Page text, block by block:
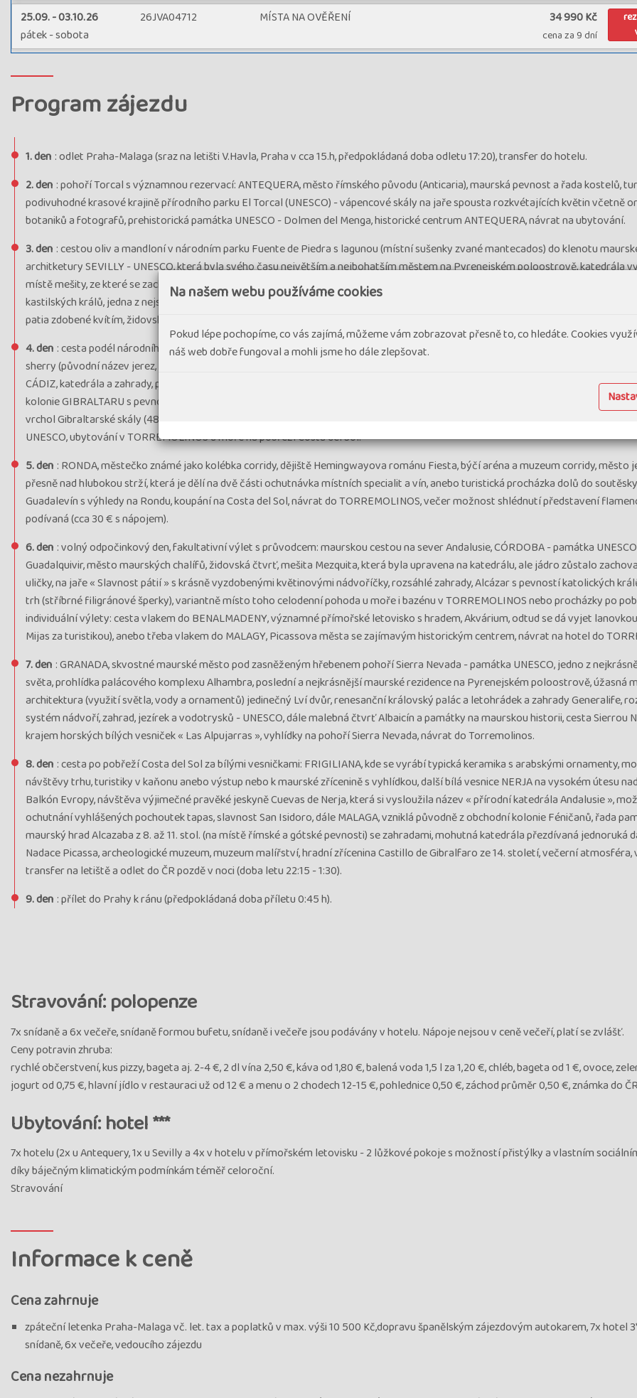
25.09. - 03.10.26
pátek - sobota
MÍSTA NA OVĚŘENÍ
26JVA04712 34 990 Kč
cena za 9 dní
Program zájezdu
1. den : odlet Praha-Malaga (sraz na letišti V.Havla, Praha v cca 15.h, předpokládaná doba odletu 17:20), transfer do hotelu.
2. den : pohoří Torcal s významnou rezervací: ANTEQUERA, město římského původu (Anticaria), maurská pevnost a řada kostelů,
podivuhodné krasové krajině přírodního parku El Torcal (UNESCO) - vápencové skály na jaře spousta rozkvétajících květin včetně
botaniků a fotografů, prehistorická památka UNESCO - Dolmen del Menga, historické centrum ANTEQUERA, návrat na ubytování.
3. den : cestou oliv a mandloní v národním parku Fuente de Piedra s lagunou (místní sušenky zvané mantecados) do klenotu
architketury SEVILLY - UNESCO, která byla svého času největším a nejbohatším městem na Pyrenejském poloostrově, katedrála
místě mešity, ze které se zachoval minaret - věž La Giralda a Pomerančový dvůr, pohledy na maurský hrad Alcázar, sídlo emírů a
kastilských králů, jedna z nejstarších rezidencí v Evropě, zahrady, radnice, paláce obložené keramickými dlaždicemi azulejos,
patia zdobené kvítím, židovská čtvrť Santa Cruz, zahrady Maria Luisa, uličky, moderní čtvrť výstaviště, ubytování u Sevilly.
4. den : cesta podél národního parku Doňana do města JEREZ DE LA FRONTERA, které je proslavené jezdeckou španělskou školou a
sherry (původní název jerez, na výrobě měli klíčový podíl Angličané), ochutnání sherry, přístav EL PUERTO DE SANTA MARIA,
CÁDIZ, katedrála a zahrady, pohledy na bílé pobřeží Costa de la Luz a Atlantský oceán, dle počasí a polit. situace variantně
kolonie GIBRALTARU s pevností vystavěnou nad průlivem mezi Evropou a Afrikou (Héraklovy sloupy), fakultativně výjezd
vrchol Gibraltarské skály (48 €), vyhlídka na Afriku, jediná evropská kolonie volně žijících opic makaků - magotů, jeskyně zapsaná na
UNESCO, ubytování v TORREMOLINOS u moře na pobřeží Costa del Sol.
5. den : RONDA, městečko známé jako kolébka corridy, dějiště Hemingwayova románu Fiesta, býčí aréna a muzeum corridy, město
přesně nad hlubokou strží, která je dělí na dvě části ochutnávka místních specialit a vín, anebo turistická procházka dolů do
Guadalevín s výhledy na Rondu, koupání na Costa del Sol, návrat do TORREMOLINOS, večer možnost shlédnutí představení
podívaná (cca 30 € s nápojem).
6. den : volný odpočinkový den, fakultativní výlet s průvodcem: maurskou cestou na sever Andalusie, CÓRDOBA - památka
Guadalquivir, město maurských chalífů, židovská čtvrť, mešita Mezquita, která byla upravena na katedrálu, ale jádro zůstalo
uličky, na jaře « Slavnost pátií » s krásně vyzdobenými květinovými nádvoříčky, rozsáhlé zahrady, Alcázar s pevností katolických
trh (stříbrné filigránové šperky), variantně místo toho celodenní pohoda u moře i bazénu v TORREMOLINOS nebo procházky po
individuální výlety: cesta vlakem do BENALMADENY, významné přímořské letovisko s hradem, Akvárium, odtud se dá vyjet
Mijas za turistikou), anebo třeba vlakem do MALAGY, Picassova města se zajímavým historickým centrem, návrat na hotel do
7. den : GRANADA, skvostné maurské město pod zasněženým hřebenem pohoří Sierra Nevada - památka UNESCO, jedno z
světa, prohlídka palácového komplexu Alhambra, poslední a nejkrásnější maurské rezidence na Pyrenejském poloostrově, úžasná
architektura (využití světla, vody a ornamentů) jedinečný Lví dvůr, renesanční královský palác a letohrádek a zahrady Generalife,
systém nádvoří, zahrad, jezírek a vodotrysků - UNESCO, dále malebná čtvrť Albaicín a památky na maurskou historii, cesta Sierrou
krajem horských bílých vesniček « Las Alpujarras », vyhlídky na pohoří Sierra Nevada, návrat do Torremolinos.
8. den : cesta po pobřeží Costa del Sol za bílými vesničkami: FRIGILIANA, kde se vyrábí typická keramika s arabskými ornamenty,
návštěvy trhu, turistiky v kaňonu anebo výstup nebo k maurské zřícenině s vyhlídkou, další bílá vesnice NERJA na vysokém útesu
Balkón Evropy, návštěva výjimečné pravěké jeskyně Cuevas de Nerja, která si vysloužila název « přírodní katedrála Andalusie »,
ochutnání vyhlášených pochoutek tapas, slavnost San Isidoro, dále MALAGA, vzniklá původně z obchodní kolonie Féničanů, řada
maurský hrad Alcazaba z 8. až 11. stol. (na místě římské a gótské pevnosti) se zahradami, mohutná katedrála přezdívaná jednoruká
Nadace Picassa, archeologické muzeum, muzeum malířství, hradní zřícenina Castillo de Gibralfaro ze 14. století, večerní atmosféra,
transfer na letiště a odlet do ČR pozdě v noci (doba letu 22:15 - 1:30).
9. den : přílet do Prahy k ránu (předpokládaná doba příletu 0:45 h).
Stravování: polopenze
7x snídaně a 6x večeře, snídaně formou bufetu, snídaně i večeře jsou podávány v hotelu. Nápoje nejsou v ceně večeří, platí se zvlášť.
Ceny potravin zhruba:
rychlé občerstvení, kus pizzy, bageta aj. 2-4 €, 2 dl vína 2,50 €, káva od 1,80 €, balená voda 1,5 l za 1,20 €, chléb, bageta od 1 €, ovoce,
jogurt od 0,75 €, hlavní jídlo v restauraci už od 12 € a menu o 2 chodech 12-15 €, pohlednice 0,50 €, záchod průměr 0,50 €, známka do
Ubytování: hotel ***
7x hotelu (2x u Antequery, 1x u Sevilly a 4x v hotelu v přímořském letovisku - 2 lůžkové pokoje s možností přistýlky a vlastním
díky báječným klimatickým podmínkám téměř celoroční.
Stravování
Informace k ceně
Cena zahrnuje
zpáteční letenka Praha-Malaga vč. let. tax a poplatků v max. výši 10 500 Kč,dopravu španělským zájezdovým autokarem, 7x hotel
snídaně, 6x večeře, vedoucího zájezdu
Cena nezahrnuje
Na našem webu používáme cookies
Pokud lépe pochopíme, co vás zajímá, můžeme vám zobrazovat přesně to, co hledáte. Cookies
náš web dobře fungoval a mohli jsme ho dále zlepšovat.